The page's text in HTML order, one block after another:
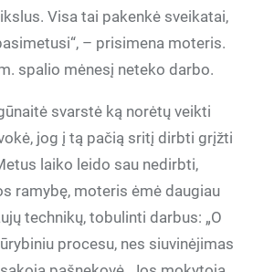
Visa tai pakenkė sveikatai,
– prisimena moteris.
spalio mėnesį neteko darbo.
svarstė ką norėtų veikti
jog į tą pačią sritį dirbti grįžti
laiko leido sau nedirbti,
ramybę, moteris ėmė daugiau
technikų, tobulinti darbus: „O
procesu, nes siuvinėjimas